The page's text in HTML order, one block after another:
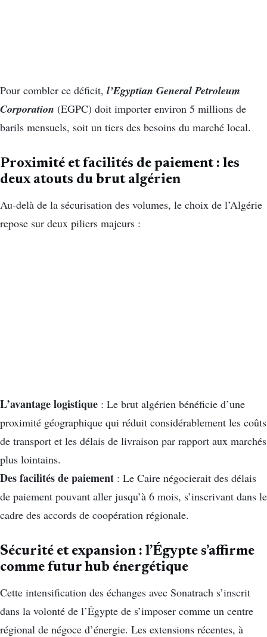
Pour combler ce déficit, l’Egyptian General Petroleum
Corporation (EGPC) doit importer environ 5 millions de
barils mensuels, soit un tiers des besoins du marché local.
Proximité et facilités de paiement : les
deux atouts du brut algérien
Au-delà de la sécurisation des volumes, le choix de l’Algérie
repose sur deux piliers majeurs :
L’avantage logistique : Le brut algérien bénéficie d’une
proximité géographique qui réduit considérablement les coûts
de transport et les délais de livraison par rapport aux marchés
plus lointains.
Des facilités de paiement : Le Caire négocierait des délais
de paiement pouvant aller jusqu’à 6 mois, s’inscrivant dans le
cadre des accords de coopération régionale.
Sécurité et expansion : l’Égypte s’affirme
comme futur hub énergétique
Cette intensification des échanges avec Sonatrach s’inscrit
dans la volonté de l’Égypte de s’imposer comme un centre
régional de négoce d’énergie. Les extensions récentes, à